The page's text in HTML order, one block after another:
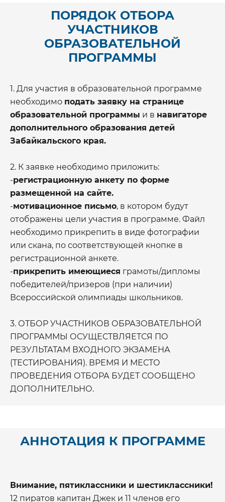
ПОРЯДОК ОТБОРА
УЧАСТНИКОВ
ОБРАЗОВАТЕЛЬНОЙ
ПРОГРАММЫ
1. Для участия в образовательной программе
необходимо подать заявку на странице
образовательной программы и в навигаторе
дополнительного образования детей
Забайкальского края.
2. К заявке необходимо приложить:
-регистрационную анкету по форме
размещенной на сайте.
-мотивационное письмо, в котором будут
отображены цели участия в программе. Файл
необходимо прикрепить в виде фотографии
или скана, по соответствующей кнопке в
регистрационной анкете.
-прикрепить имеющиеся грамоты/дипломы
победителей/призеров (при наличии)
Всероссийской олимпиады школьников.
3. ОТБОР УЧАСТНИКОВ ОБРАЗОВАТЕЛЬНОЙ
ПРОГРАММЫ ОСУЩЕСТВЛЯЕТСЯ ПО
РЕЗУЛЬТАТАМ ВХОДНОГО ЭКЗАМЕНА
(ТЕСТИРОВАНИЯ). ВРЕМЯ И МЕСТО
ПРОВЕДЕНИЯ ОТБОРА БУДЕТ СООБЩЕНО
ДОПОЛНИТЕЛЬНО.
АННОТАЦИЯ К ПРОГРАММЕ
Внимание, пятиклассники и шестиклассники!
12 пиратов капитан Джек и 11 членов его